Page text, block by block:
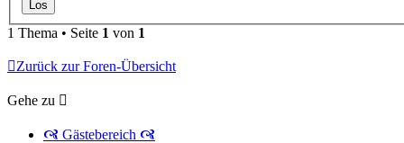
1 Thema • Seite 1 von 1
Zurück zur Foren-Übersicht
Gehe zu
🙧 Gästebereich 🙧